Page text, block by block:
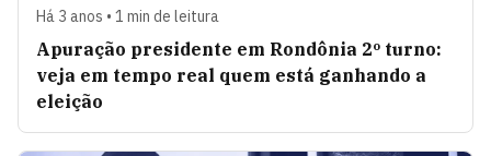
Há 3 anos • 1 min de leitura
Apuração presidente em Rondônia 2º turno:
veja em tempo real quem está ganhando a
eleição